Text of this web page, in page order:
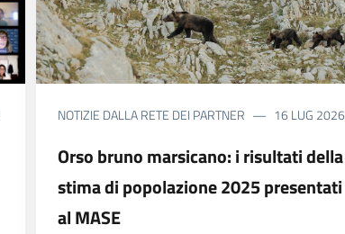
NOTIZIE DALLA RETE DEI PARTNER 16 LUG 2026
Orso bruno marsicano: i risultati della
stima di popolazione 2025 presentati
al MASE